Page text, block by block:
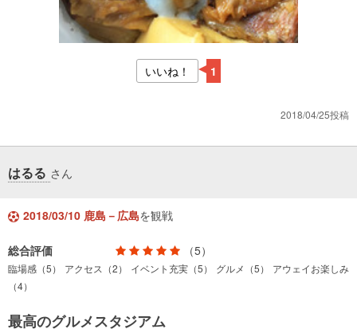
いいね！ 1
2018/04/25投稿
はるる さん
2018/03/10 鹿島－広島を観戦
総合評価 （5）
臨場感（5） アクセス（2） イベント充実（5） グルメ（5）
アウェイお楽しみ
（4）
最高のグルメスタジアム